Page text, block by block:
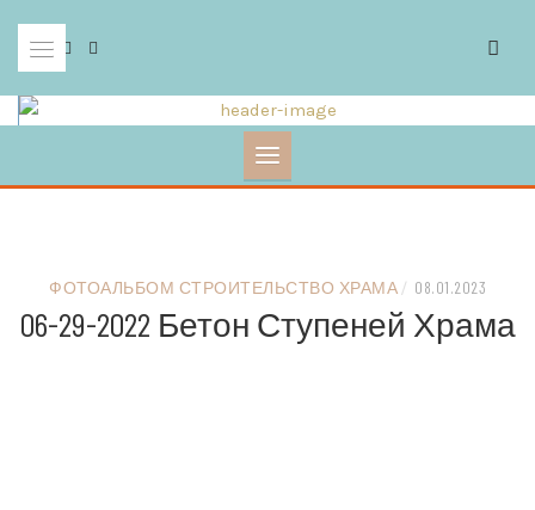
content
ФОТОАЛЬБОМ СТРОИТЕЛЬСТВО ХРАМА / 08.01.2023
06-29-2022 Бетон Ступеней Храма